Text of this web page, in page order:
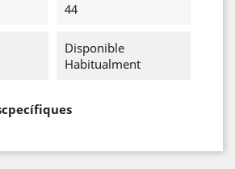
44
Disponible
Habitualment